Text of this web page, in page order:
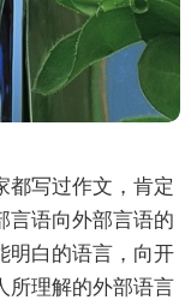
都写过作文，肯定
言语向外部言语的
明白的语言，向开
所理解的外部语言